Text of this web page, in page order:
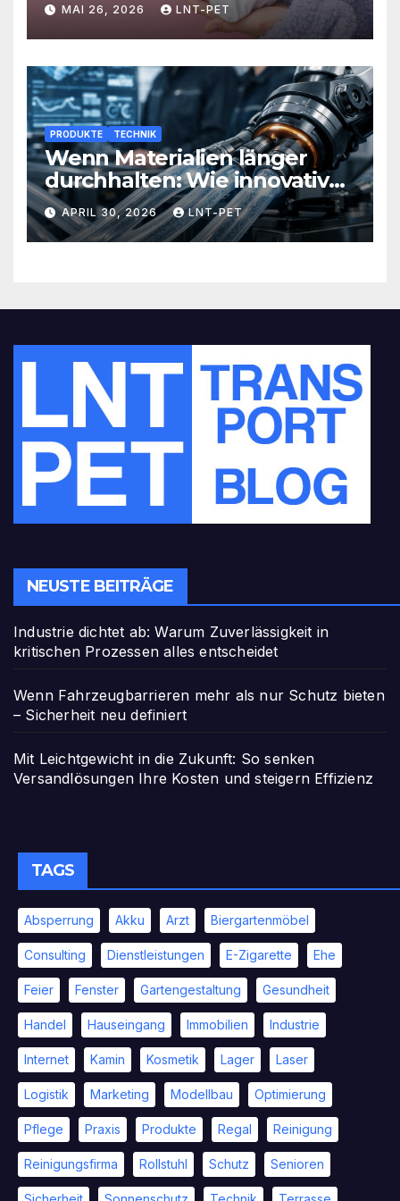
Kosten und steigern Effizienz
MAI 26, 2026 LNT-PET
PRODUKTE TECHNIK
Wenn Materialien länger
durchhalten: Wie innovative
Werkstoffe Ihre Abläufe
revolutionieren
APRIL 30, 2026 LNT-PET
NEUSTE BEITRÄGE
Industrie dichtet ab: Warum Zuverlässigkeit in
kritischen Prozessen alles entscheidet
Wenn Fahrzeugbarrieren mehr als nur Schutz bieten
– Sicherheit neu definiert
Mit Leichtgewicht in die Zukunft: So senken
Versandlösungen Ihre Kosten und steigern Effizienz
TAGS
Absperrung Akku Arzt Biergartenmöbel
Consulting Dienstleistungen E-Zigarette Ehe
Feier Fenster Gartengestaltung Gesundheit
Handel Hauseingang Immobilien Industrie
Internet Kamin Kosmetik Lager Laser
Logistik Marketing Modellbau Optimierung
Pflege Praxis Produkte Regal Reinigung
Reinigungsfirma Rollstuhl Schutz Senioren